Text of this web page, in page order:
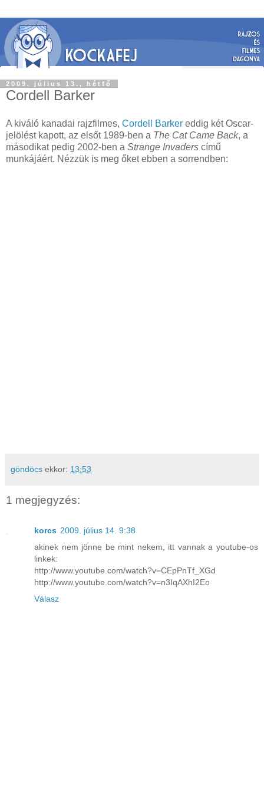
2009. július 13., hétfő
Cordell Barker
A kiváló kanadai rajzfilmes, Cordell Barker eddig két Oscar-
jelölést kapott, az elsőt 1989-ben a The Cat Came Back, a
másodikat pedig 2002-ben a Strange Invaders című
munkájáért. Nézzük is meg őket ebben a sorrendben:
göndöcs ekkor: 13:53
1 megjegyzés:
korcs 2009. július 14. 9:38
akinek nem jönne be mint nekem, itt vannak a youtube-os
linkek:
http://www.youtube.com/watch?v=CEpPnTf_XGd
http://www.youtube.com/watch?v=n3IqAXhI2Eo
Válasz